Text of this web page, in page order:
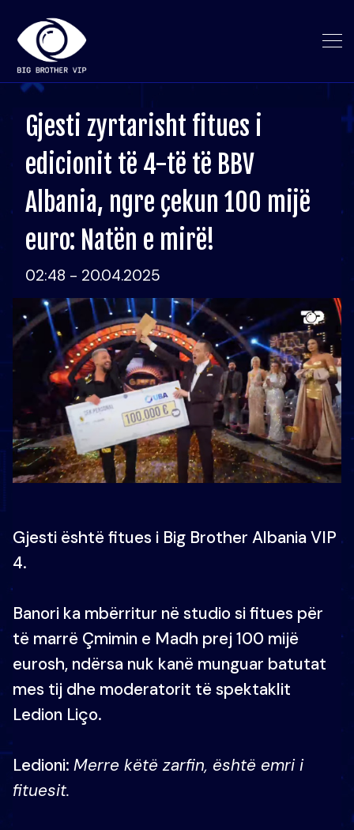
Gjesti zyrtarisht fitues i
edicionit të 4-të të BBV
Albania, ngre çekun 100 mijë
euro: Natën e mirë!
02:48 - 20.04.2025
Gjesti është fitues i Big Brother Albania VIP
4.
Banori ka mbërritur në studio si fitues për
të marrë Çmimin e Madh prej 100 mijë
eurosh, ndërsa nuk kanë munguar batutat
mes tij dhe moderatorit të spektaklit
Ledion Liço.
Ledioni: Merre këtë zarfin, është emri i
fituesit.